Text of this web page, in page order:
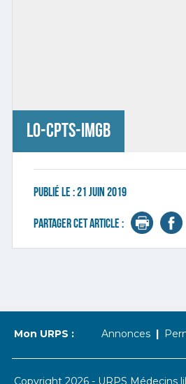
lo-cpts-imgb
Publié le :21 juin 2019
Partager cet article :
Mon URPS : Annonces
Copyright 2026 - URPS Médecins